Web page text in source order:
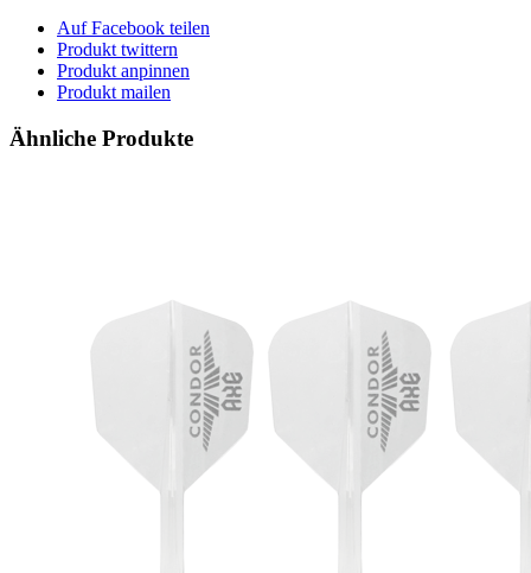
Auf Facebook teilen
Produkt twittern
Produkt anpinnen
Produkt mailen
Ähnliche Produkte